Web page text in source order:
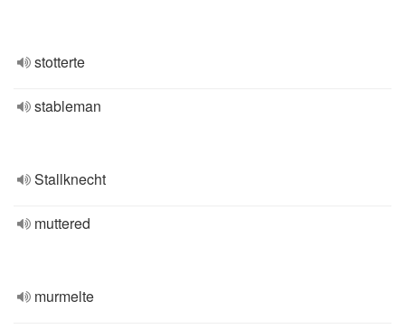
stotterte
stableman
Stallknecht
muttered
murmelte